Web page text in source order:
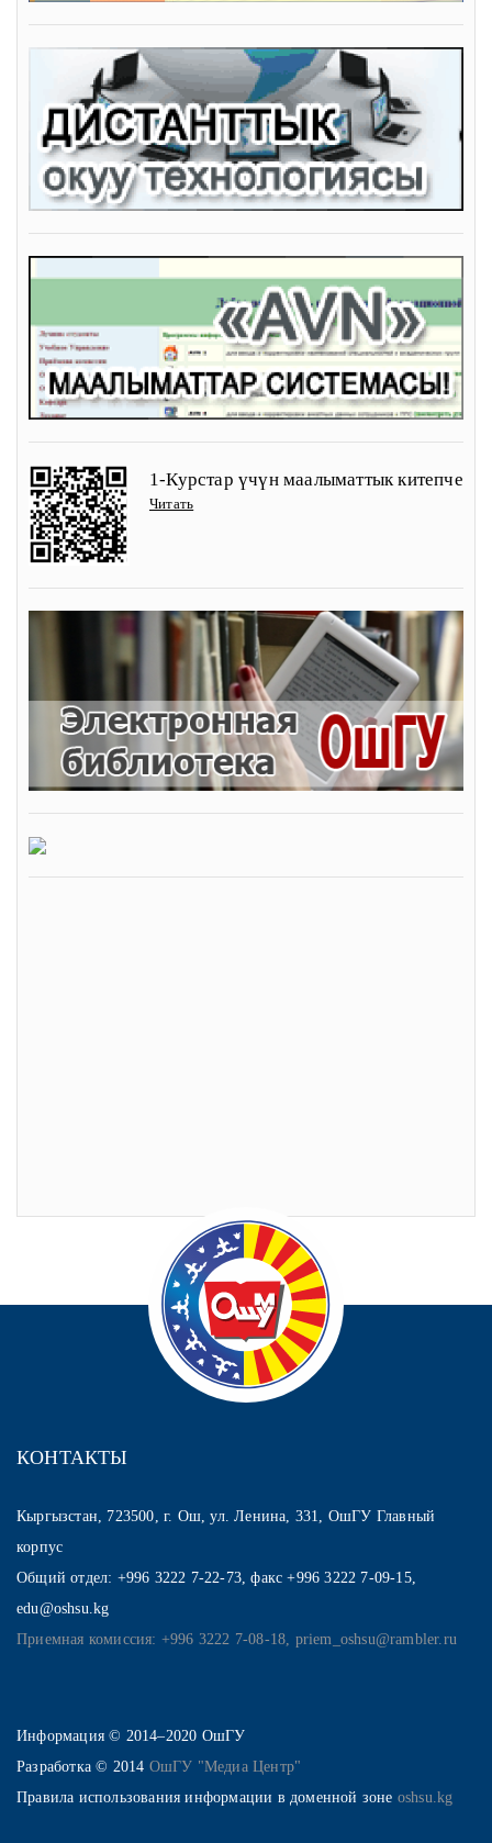
1-Курстар үчүн маалыматтык китепче
Читать
КОНТАКТЫ
Кыргызстан, 723500, г. Ош, ул. Ленина, 331, ОшГУ Главный
корпус
Общий отдел: +996 3222 7-22-73, факс +996 3222 7-09-15,
edu@oshsu.kg
Приемная комиссия: +996 3222 7-08-18, priem_oshsu@rambler.ru
Информация © 2014–2020 ОшГУ
Разработка © 2014 ОшГУ "Медиа Центр"
Правила использования информации в доменной зоне oshsu.kg